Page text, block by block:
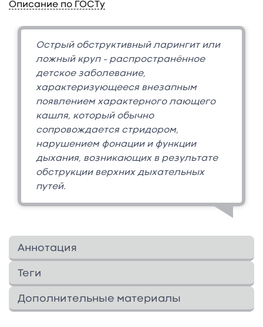
Описание по ГОСТу
Острый обструктивный ларингит или
ложный круп – распространённое
детское заболевание,
характеризующееся внезапным
появлением характерного лающего
кашля, который обычно
сопровождается стридором,
нарушением фонации и функции
дыхания, возникающих в результате
обструкции верхних дыхательных
путей.
Аннотация
В учебном пособии представлены
эпидемиологические данные, аспекты
этиологии и патофизиологические
механизмы при остром обструктивном
Теги
Дополнительные материалы